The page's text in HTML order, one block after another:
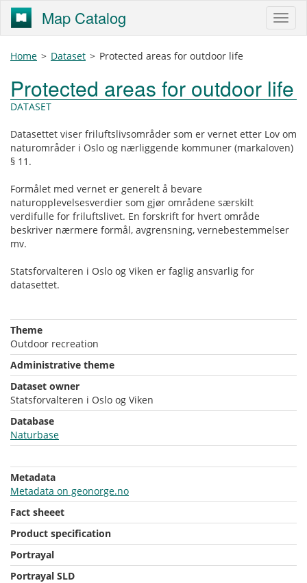
Map Catalog
Home > Dataset > Protected areas for outdoor life
Protected areas for outdoor life
DATASET
Datasettet viser friluftslivsområder som er vernet etter Lov om
naturområder i Oslo og nærliggende kommuner (markaloven)
§ 11.
Formålet med vernet er generelt å bevare
naturopplevelsesverdier som gjør områdene særskilt
verdifulle for friluftslivet. En forskrift for hvert område
beskriver nærmere formål, avgrensning, vernebestemmelser
mv.
Statsforvalteren i Oslo og Viken er faglig ansvarlig for
datasettet.
Theme
Outdoor recreation
Administrative theme
Dataset owner
Statsforvalteren i Oslo og Viken
Database
Naturbase
Metadata
Metadata on geonorge.no
Fact sheeet
Product specification
Portrayal
Portrayal SLD